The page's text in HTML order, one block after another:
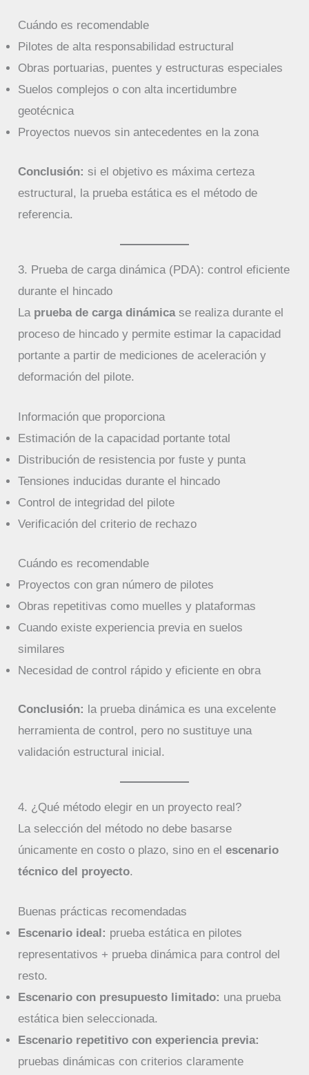
Cuándo es recomendable
Pilotes de alta responsabilidad estructural
Obras portuarias, puentes y estructuras especiales
Suelos complejos o con alta incertidumbre
geotécnica
Proyectos nuevos sin antecedentes en la zona
Conclusión: si el objetivo es máxima certeza
estructural, la prueba estática es el método de
referencia.
3. Prueba de carga dinámica (PDA): control eficiente
durante el hincado
La prueba de carga dinámicase realiza durante el
proceso de hincado y permite estimar la capacidad
portante a partir de mediciones de aceleración y
deformación del pilote.
Información que proporciona
Estimación de la capacidad portante total
Distribución de resistencia por fuste y punta
Tensiones inducidas durante el hincado
Control de integridad del pilote
Verificación del criterio de rechazo
Cuándo es recomendable
Proyectos con gran número de pilotes
Obras repetitivas como muelles y plataformas
Cuando existe experiencia previa en suelos
similares
Necesidad de control rápido y eficiente en obra
Conclusión: la prueba dinámica es una excelente
herramienta de control, pero no sustituye una
validación estructural inicial.
4. ¿Qué método elegir en un proyecto real?
La selección del método no debe basarse
únicamente en costo o plazo, sino en elescenario
técnico del proyecto.
Buenas prácticas recomendadas
Escenario ideal: prueba estática en pilotes
representativos + prueba dinámica para control del
resto.
Escenario con presupuesto limitado: una prueba
estática bien seleccionada.
Escenario repetitivo con experiencia previa:
pruebas dinámicas con criterios claramente